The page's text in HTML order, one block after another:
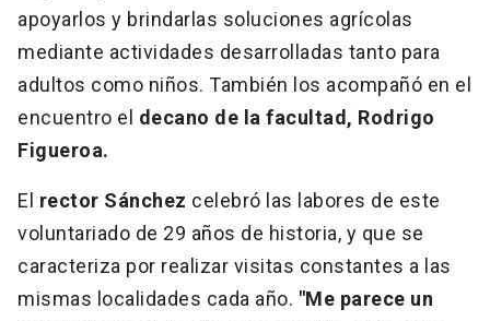
apoyarlos y brindarlas soluciones agrícolas
mediante actividades desarrolladas tanto para
adultos como niños. También los acompañó en el
encuentro el decano de la facultad, Rodrigo
Figueroa.
El rector Sánchez celebró las labores de este
voluntariado de 29 años de historia, y que se
caracteriza por realizar visitas constantes a las
mismas localidades cada año. "Me parece un